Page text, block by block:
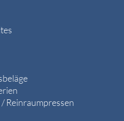
Reinraumpressen